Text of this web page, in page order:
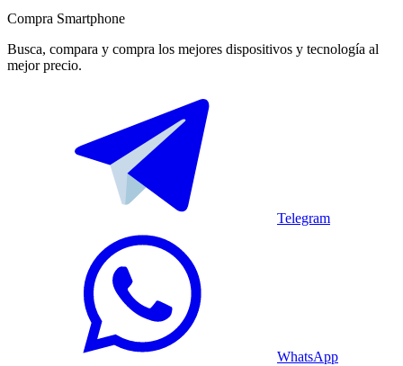
Compra Smartphone
Busca, compara y compra los mejores dispositivos y tecnología al
mejor precio.
Telegram
WhatsApp